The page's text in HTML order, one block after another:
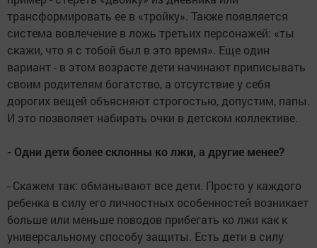
трансформировать ее в «тройку». Также появляется
система вовлечение в ложь третьих персонажей: «ты
скажи, что я с тобой был в это время». Еще один
вариант - в этом возрасте дети начинают приписывать
своим родителям богатство, а отсутствие у себя
дорогих вещей объясняют строгостью, допустим, папы.
И это позволяет набирать очки в детском коллективе.
- Одни дети более склонны ко лжи, а другие менее?
- Скажем так: обманывают все дети. Просто у каждого
ребенка в силу его личностных особенностей возникает
больше или меньше поводов прибегать ко лжи как к
универсальному способу защиты. Есть дети в силу